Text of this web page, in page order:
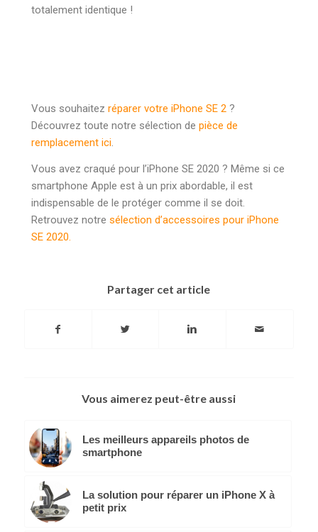
totalement identique !
Vous souhaitez réparer votre iPhone SE 2?
Découvrez toute notre sélection de pièce de
remplacement ici.
Vous avez craqué pour l’iPhone SE 2020 ? Même si ce
smartphone Apple est à un prix abordable, il est
indispensable de le protéger comme il se doit.
Retrouvez notre sélection d’accessoires pour iPhone
SE 2020.
Partager cet article
Vous aimerez peut-être aussi
Les meilleurs appareils photos de
smartphone
La solution pour réparer un iPhone X à
petit prix